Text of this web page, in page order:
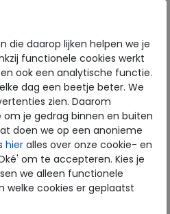
die daarop lijken helpen we je
functionele cookies werkt
ook een analytische functie.
dag een beetje beter. We
zien. Daarom
je gedrag binnen en buiten
doen we op een anonieme
hier alles over onze cookie- en
om te accepteren. Kies je
we alleen functionele
welke cookies er geplaatst